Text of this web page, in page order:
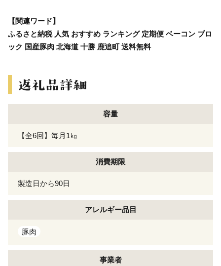
【関連ワード】
ふるさと納税 人気 おすすめ ランキング 定期便 ベーコン ブロ
ック 国産豚肉 北海道 十勝 鹿追町 送料無料
容量
【全6回】毎月1㎏
消費期限
製造日から90日
アレルギー品目
豚肉
事業者